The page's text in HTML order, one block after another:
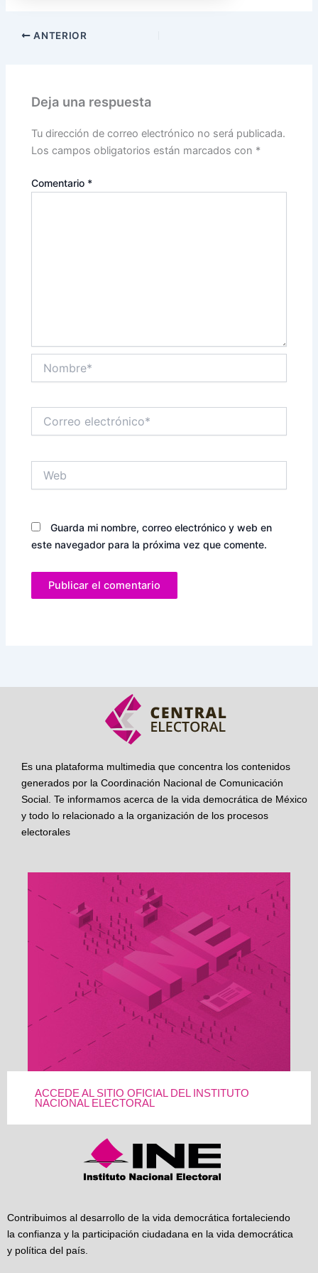
ANTERIOR
Deja una respuesta
Tu dirección de correo electrónico no será publicada.
Los campos obligatorios están marcados con *
Comentario *
electrónico*
Guarda mi nombre, correo electrónico y web en
este navegador para la próxima vez que comente.
Es una plataforma multimedia que concentra los contenidos
generados por la Coordinación Nacional de Comunicación
Social. Te informamos acerca de la vida democrática de México
y todo lo relacionado a la organización de los procesos
electorales
ACCEDE AL SITIO OFICIAL DEL INSTITUTO
NACIONAL ELECTORAL
Contribuimos al desarrollo de la vida democrática fortaleciendo
la confianza y la participación ciudadana en la vida democrática
y política del país.